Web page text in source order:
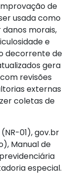
de
usada como
morais,
e
decorrente de
gera
revisões
externas
coletas de
01), gov.br
Manual de
especial.